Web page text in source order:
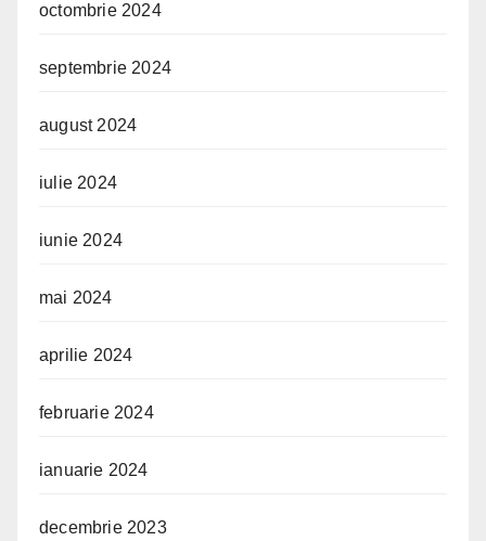
octombrie 2024
septembrie 2024
august 2024
iulie 2024
iunie 2024
mai 2024
aprilie 2024
februarie 2024
ianuarie 2024
decembrie 2023